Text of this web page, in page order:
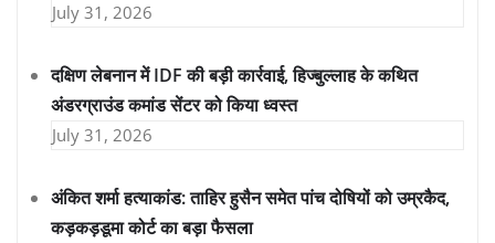
July 31, 2026
दक्षिण लेबनान में IDF की बड़ी कार्रवाई, हिज्बुल्लाह के कथित
अंडरग्राउंड कमांड सेंटर को किया ध्वस्त
July 31, 2026
अंकित शर्मा हत्याकांड: ताहिर हुसैन समेत पांच दोषियों को उम्रकैद,
कड़कड़डूमा कोर्ट का बड़ा फैसला